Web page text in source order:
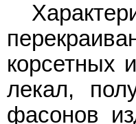
корсетных
лекал,
фасонов